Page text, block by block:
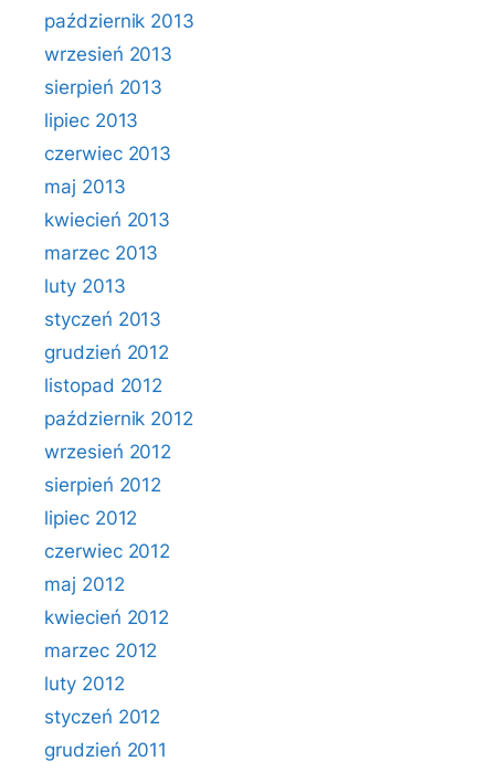
październik 2013
wrzesień 2013
sierpień 2013
lipiec 2013
czerwiec 2013
maj 2013
kwiecień 2013
marzec 2013
luty 2013
styczeń 2013
grudzień 2012
listopad 2012
październik 2012
wrzesień 2012
sierpień 2012
lipiec 2012
czerwiec 2012
maj 2012
kwiecień 2012
marzec 2012
luty 2012
styczeń 2012
grudzień 2011